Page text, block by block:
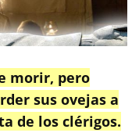
morir, pero
sus ovejas a
de los clérigos.